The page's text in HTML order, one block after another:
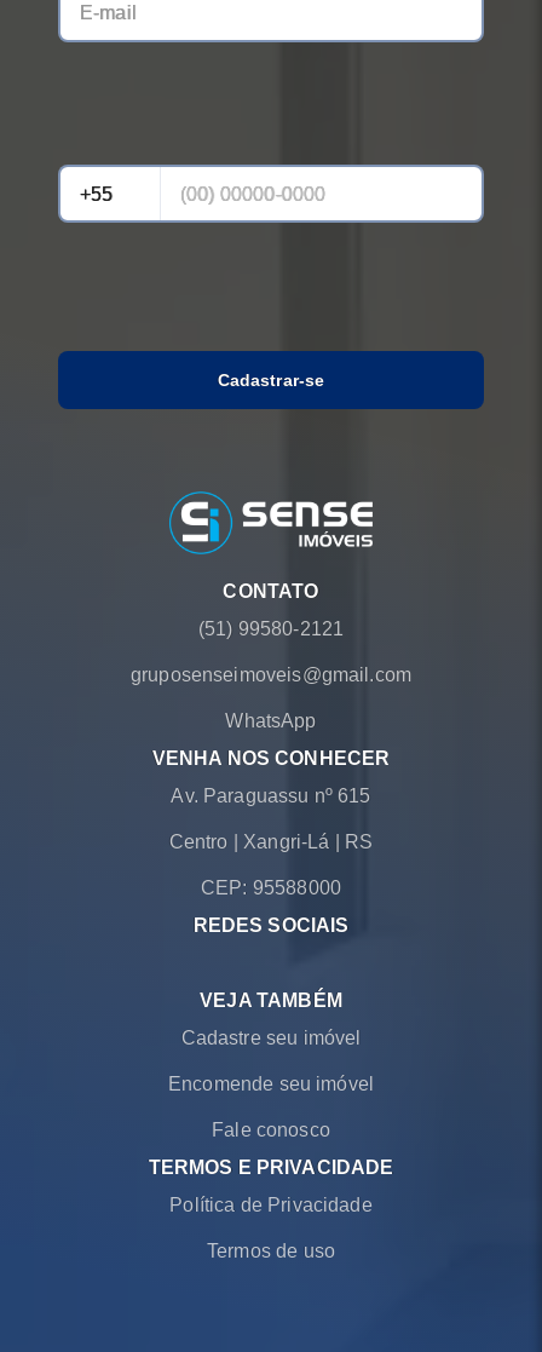
Cadastrar-se
CONTATO
(51) 99580-2121
gruposenseimoveis@gmail.com
WhatsApp
VENHA NOS CONHECER
Av. Paraguassu nº 615
Centro Xangri-Lá RS
CEP: 95588000
REDES SOCIAIS
VEJA TAMBÉM
Cadastre seu imóvel
Encomende seu imóvel
Fale conosco
TERMOS E PRIVACIDADE
Política de Privacidade
Termos de uso